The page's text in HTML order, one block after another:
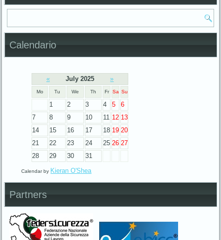
Calendario
« July 2025 »
Mo Tu We Th Fr Sa Su
1 2 3 4 5
6
7
8 9 10 11 12 13
14
15 16 17 18 19 20
21
22 23 24 25 26 27
28
29 30 31
Calendar by Kieran O'Shea
Partners